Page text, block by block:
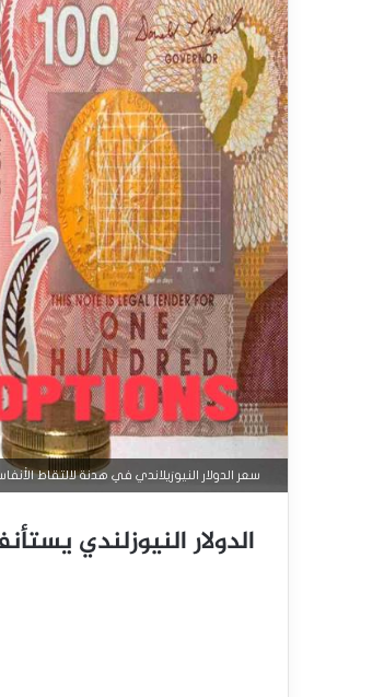
سعر الدولار النيوزيلاندي في هدنة لالتقاط الأنفاس –
الدولار النيوزلندي يستأنف